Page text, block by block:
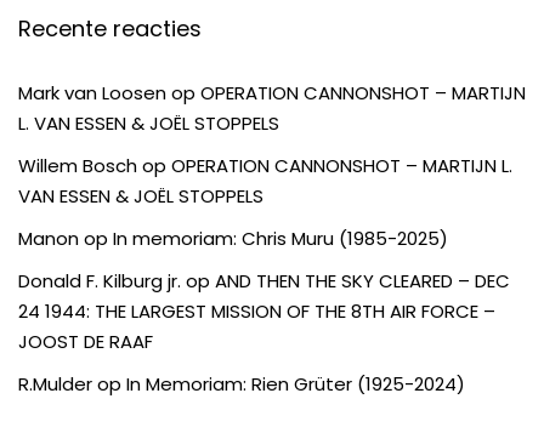
Recente reacties
Mark van Loosenop OPERATION CANNONSHOT – MARTIJN
L. VAN ESSEN & JOËL STOPPELS
Willem Boschop OPERATION CANNONSHOT – MARTIJN L.
VAN ESSEN & JOËL STOPPELS
Manonop In memoriam: Chris Muru (1985-2025)
Donald F. Kilburg jr. op AND THEN THE SKY CLEARED – DEC
24 1944: THE LARGEST MISSION OF THE 8TH AIR FORCE –
JOOST DE RAAF
R.Mulderop In Memoriam: Rien Grüter (1925-2024)